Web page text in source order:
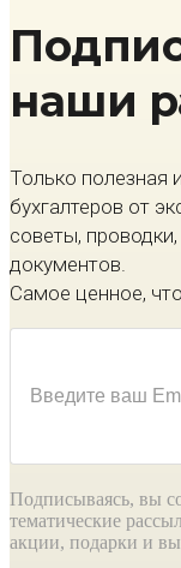
наши
Только полезная
бухгалтеров от
советы,
документов.
Самое ценное,
Подписываясь, вы
тематические
акции, подарки и